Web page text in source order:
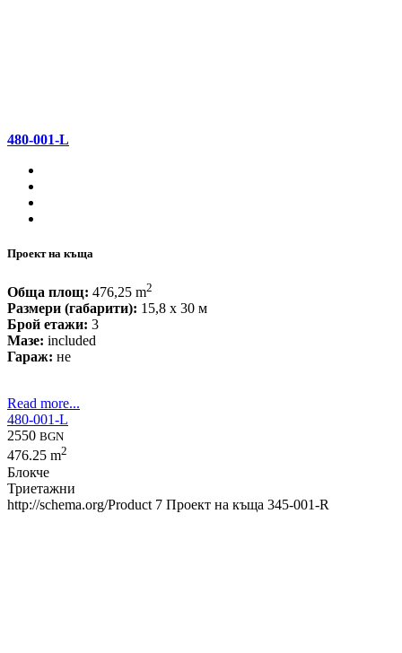
480-001-L
Проект на къща
Обща площ: 476,25 m2
Размери (габарити): 15,8 x 30 м
Брой етажи: 3
Мазе: included
Гараж: не
Read more...
480-001-L
2550 BGN
476.25 m2
Блокче
Триетажни
http://schema.org/Product 7 Проект на къща 345-001-R